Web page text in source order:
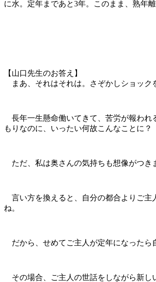
に水。定年まであと3年。このまま、熟年
【山口先生のお答え】
まあ、それはそれは。さぞかしショック
長年一生懸命働いてきて、苦労が報われ
もりなのに、いったい何故こんなことに
ただ、私は奥さんの気持ちも想像がつき
言い方を換えると、自分の都合よりご主
ね。
だから、せめてご主人が定年になったら
その場合、ご主人の世話をしながら新し